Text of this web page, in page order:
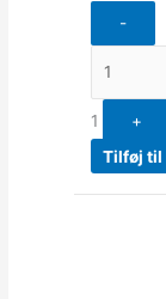
-
1
+
Tilføj til